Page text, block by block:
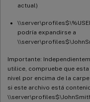
actual)
podría expandirse a
Importante:
utilice, compruebe que
nivel por encima de la
si este archivo está